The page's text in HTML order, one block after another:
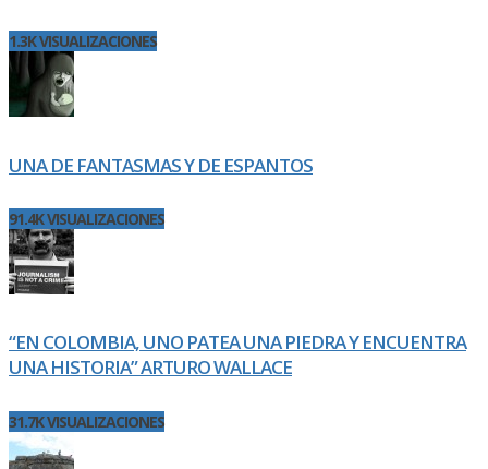
1.3K VISUALIZACIONES
UNA DE FANTASMAS Y DE ESPANTOS
91.4K VISUALIZACIONES
“EN COLOMBIA, UNO PATEA UNA PIEDRA Y ENCUENTRA
UNA HISTORIA” ARTURO WALLACE
31.7K VISUALIZACIONES